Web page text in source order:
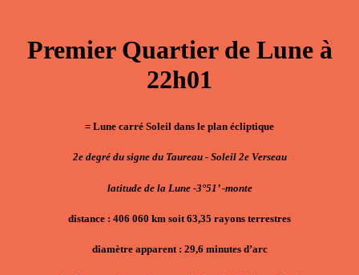
Premier Quartier de Lune à
22h01
= Lune carré Soleil dans le plan écliptique
2e degré du signe du Taureau - Soleil 2e Verseau
latitude de la Lune -3°51’ -monte
distance : 406 060 km soit 63,35 rayons terrestres
diamètre apparent : 29,6 minutes d’arc